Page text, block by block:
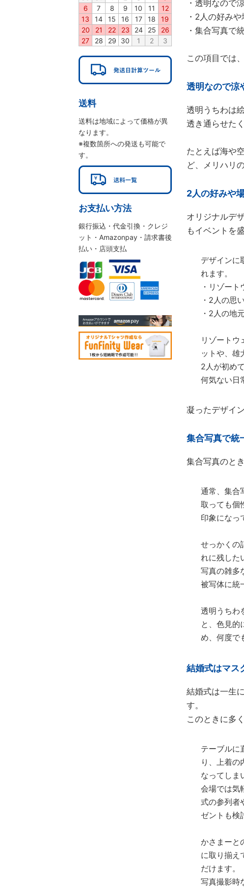
・透明なので
・2人の好み
・集合写真で
この項目では
透明なので涼
透明うちわは
透き通らせた
たとえば海や
ど、メリハリ
2人の好みや
オリジナルデ
もイベントを
デザインに
れます。
・リゾー
・2人の思
・2人の地
リゾートウ
ットや、雄
2人が初め
何気ない日
凝ったデザイ
集合写真で統
集合写真のと
通常、集合
取っても個
印象になっ
せっかくの
れに残した
写真の雑多
被写体に統
透明うちわ
と、色見的
め、何度で
結婚式はマス
結婚式は一生
す。
このときに多
テーブルに
り、上着の
なってしま
会場では気
式の参列者
ゼントも検
かさまーと
に取り揃え
だけます。
写真撮影時
6
7 8 9 10 11
12
13
14 15 16 17 18
19
20
21 22 23 24 25
26
27
28 29 30 1 2 3
送料
送料は地域によって価格が異
なります。
※複数箇所への発送も可能で
す。
お支払い方法
銀行振込・代金引換・クレジ
ット・Amazonpay・請求書後
払い・店頭支払